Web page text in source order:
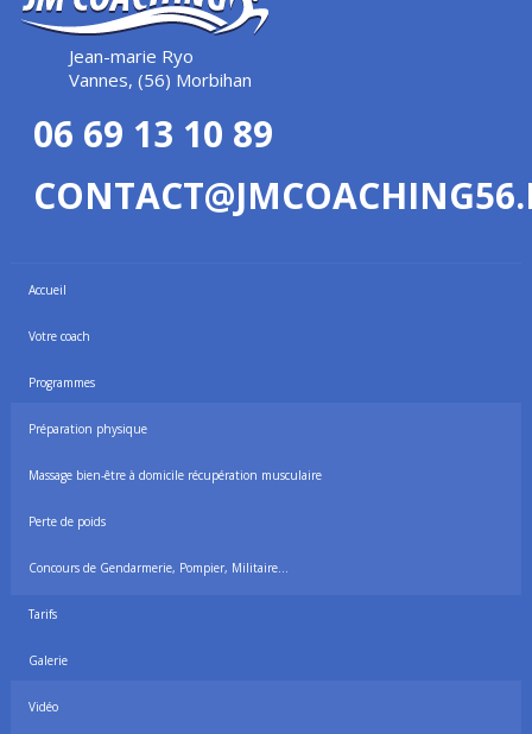
Jean-marie Ryo
Vannes, (56) Morbihan
06 69 13 10 89
Accueil
Votre coach
Programmes
Préparation physique
Massage bien-être à domicile récupération musculaire
Perte de poids
Concours de Gendarmerie, Pompier, Militaire…
Tarifs
Galerie
Vidéo